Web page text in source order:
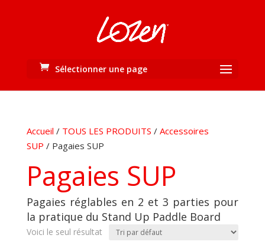
Sélectionner une page
Accueil / TOUS LES PRODUITS / Accessoires
SUP / Pagaies SUP
Pagaies SUP
Pagaies réglables en 2 et 3 parties pour
la pratique du Stand Up Paddle Board
Voici le seul résultat